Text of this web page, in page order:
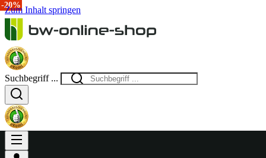
Zum Inhalt springen
Suchbegriff ...
-17%
-15%
-17%
-17%
-20%
-20%
-20%
-20%
-30%
-20%